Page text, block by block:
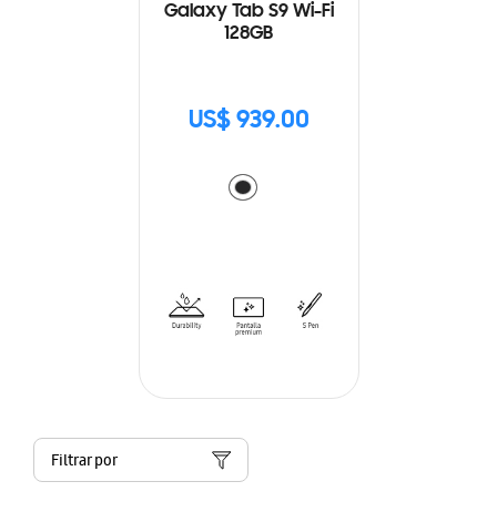
Galaxy Tab S9 Wi-Fi
128GB
US$ 939.00
Filtrar por